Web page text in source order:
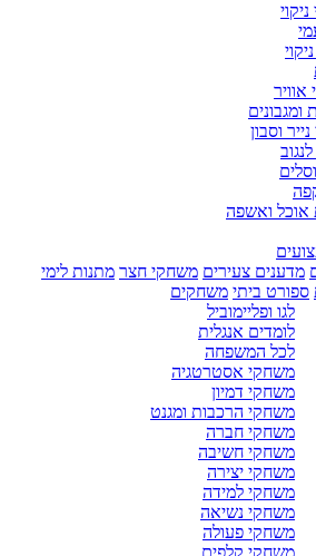
ומגבונים
וסבון
אוכל ואשפה
מדענים צעירים משחקי חצר מתנות לימי
ספורט ביתי משחקים
לגו ופליימוביל
לומדים אנגלית
לכל המשפחה
משחקי אסטרטגיה
משחקי דמיון
משחקי הרכבות ומגנט
משחקי חברה
משחקי חשיבה
משחקי יצירה
משחקי למידה
משחקי נשיאה
משחקי פעולה
משחקי קלפים